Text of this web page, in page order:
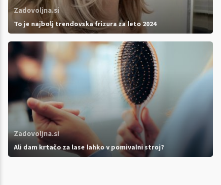
Zadovoljna.si
To je najbolj trendovska frizura za leto 2024
Zadovoljna.si
Ali dam krtačo za lase lahko v pomivalni stroj?